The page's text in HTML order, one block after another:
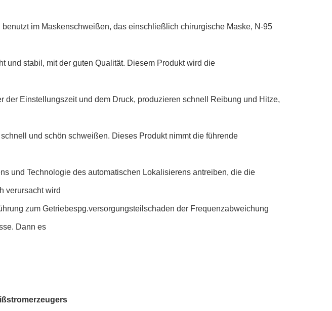
im Maskenschweißen, das einschließlich chirurgische Maske, N-95
und stabil, mit der guten Qualität. Diesem Produkt wird die
der Einstellungszeit und dem Druck, produzieren schnell Reibung und Hitze,
und schön schweißen. Dieses Produkt nimmt die führende
und Technologie des automatischen Lokalisierens antreiben, die die
verursacht wird
zum Getriebespg.versorgungsteilschaden der Frequenzabweichung
Dann es